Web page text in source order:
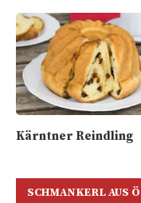
Kärntner Reindling
SCHMANKERL AUS